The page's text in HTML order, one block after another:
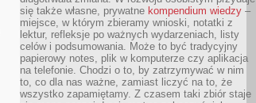
się także własne, prywatne kompendium wiedzy –
miejsce, w którym zbieramy wnioski, notatki z
lektur, refleksje po ważnych wydarzeniach, listy
celów i podsumowania. Może to być tradycyjny
papierowy notes, plik w komputerze czy aplikacja
na telefonie. Chodzi o to, by zatrzymywać w nim
to, co dla nas ważne, zamiast liczyć na to, że
wszystko zapamiętamy. Z czasem taki zbiór staje